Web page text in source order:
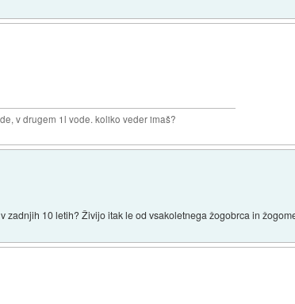
v drugem 1l vode. koliko veder imaš?
zadnjih 10 letih? Živijo itak le od vsakoletnega žogobrca in